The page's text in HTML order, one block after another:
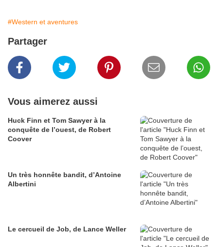
#Western et aventures
Partager
Vous aimerez aussi
Huck Finn et Tom Sawyer à la
conquête de l’ouest, de Robert
Coover
Un très honnête bandit, d’Antoine
Albertini
Le cercueil de Job, de Lance Weller